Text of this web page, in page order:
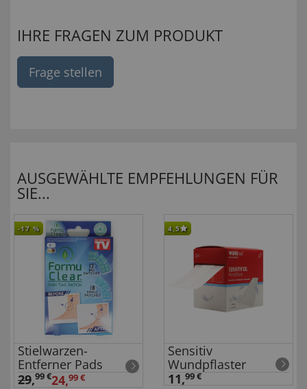
IHRE FRAGEN ZUM PRODUKT
Frage stellen
AUSGEWÄHLTE EMPFEHLUNGEN FÜR
SIE...
-17 %
Stielwarzen-
Entferner Pads
29,99 €24,99 €
4,5
Sensitiv
Wundpflaster
11,99 €